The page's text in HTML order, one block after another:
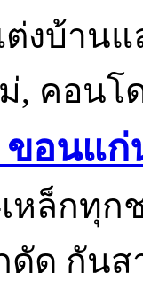
ต่งบ้าน
, คอนโ
ขอนแก่
หล็กทุ
ดัด กัน